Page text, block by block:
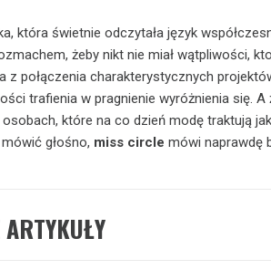
która świetnie odczytała język
żeby nikt nie miał wątpliwości,
z połączenia charakterystycznych
trafienia w pragnienie wyróżnienia się.
które na co dzień modę traktują
głośno, miss circle mówi naprawdę